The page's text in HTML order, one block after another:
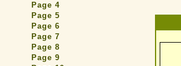
Page 4
Page 5
Page 6
Page 7
Page 8
Page 9